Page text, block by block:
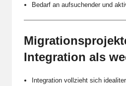
Bedarf an aufsuchender und
Integration als
Integration vollzieht sich